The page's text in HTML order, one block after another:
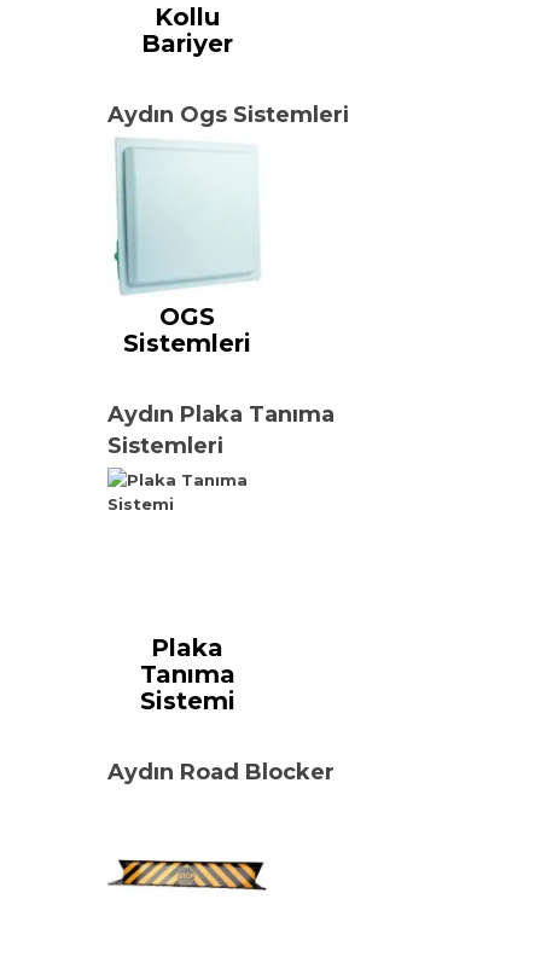
Kollu
Bariyer
Aydın Ogs Sistemleri
OGS
Sistemleri
Aydın Plaka Tanıma
Sistemleri
Plaka
Tanıma
Sistemi
Aydın Road Blocker